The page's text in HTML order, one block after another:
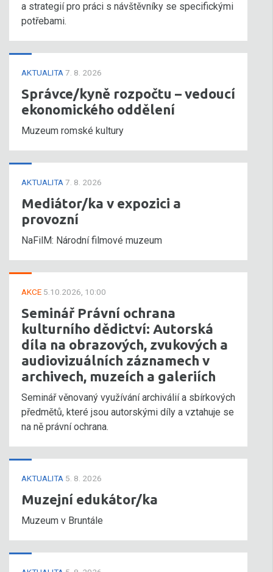
a strategií pro práci s návštěvníky se specifickými
potřebami.
AKTUALITA 7. 8. 2026
Správce/kyně rozpočtu – vedoucí
ekonomického oddělení
Muzeum romské kultury
AKTUALITA 7. 8. 2026
Mediátor/ka v expozici a
provozní
NaFilM: Národní filmové muzeum
AKCE 5.10.2026, 10:00
Seminář Právní ochrana
kulturního dědictví: Autorská
díla na obrazových, zvukových a
audiovizuálních záznamech v
archivech, muzeích a galeriích
Seminář věnovaný využívání archiválií a sbírkových
předmětů, které jsou autorskými díly a vztahuje se
na ně právní ochrana.
AKTUALITA 5. 8. 2026
Muzejní edukátor/ka
Muzeum v Bruntále